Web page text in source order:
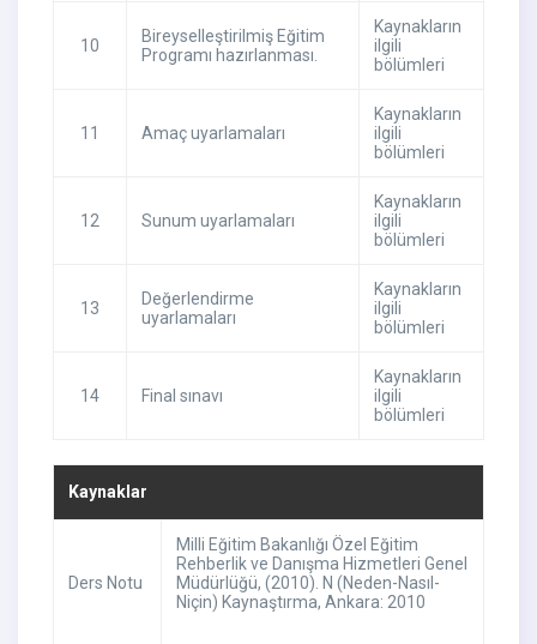
10
Bireyselleştirilmiş Eğitim
Programı hazırlanması.
Kaynakların
ilgili
bölümleri
11 Amaç uyarlamaları
Kaynakların
ilgili
bölümleri
12 Sunum uyarlamaları
Kaynakların
ilgili
bölümleri
13
Değerlendirme
uyarlamaları
Kaynakların
ilgili
bölümleri
14 Final sınavı
Kaynakların
ilgili
bölümleri
Kaynaklar
Ders Notu
Milli Eğitim Bakanlığı Özel Eğitim
Rehberlik ve Danışma Hizmetleri Genel
Müdürlüğü, (2010). N (Neden-Nasıl-
Niçin) Kaynaştırma, Ankara: 2010